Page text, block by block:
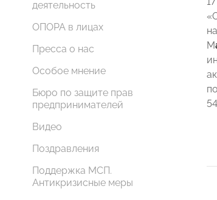
деятельность
ОПОРА в лицах
Пресса о нас
Особое мнение
Бюро по защите прав
предпринимателей
Видео
Поздравления
Поддержка МСП.
Антикризисные меры
М